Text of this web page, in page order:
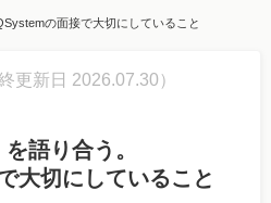
の面接で大切にしていること
終更新日 2026.07.30）
語り合う。
大切にしていること